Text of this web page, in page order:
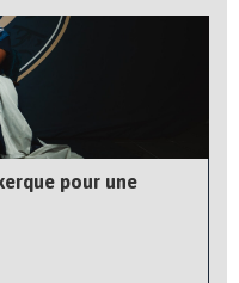
pour une